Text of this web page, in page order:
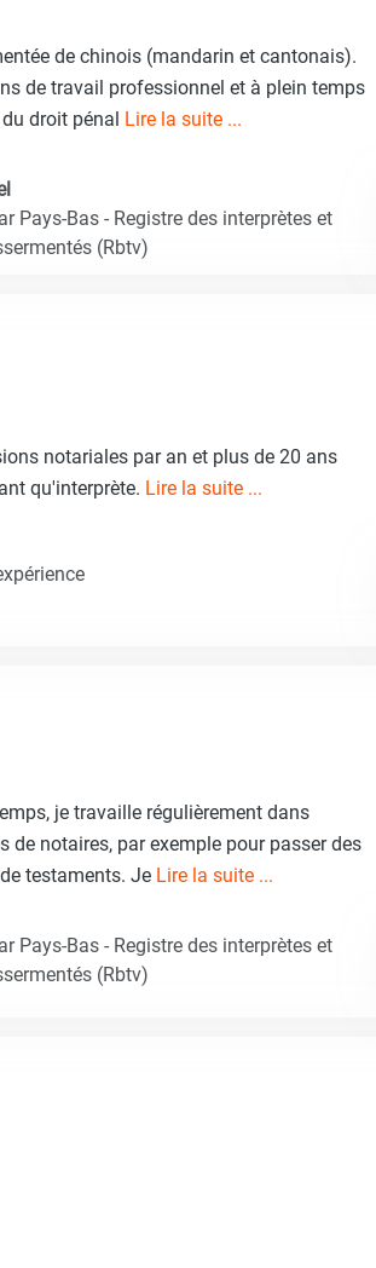
de chinois (mandarin et cantonais).
de travail professionnel et à plein temps
droit pénal Lire la suite ...
Pays-Bas - Registre des interprètes et
(Rbtv)
notariales par an et plus de 20 ans
qu'interprète. Lire la suite ...
je travaille régulièrement dans
de notaires, par exemple pour passer des
testaments. Je Lire la suite ...
Pays-Bas - Registre des interprètes et
(Rbtv)